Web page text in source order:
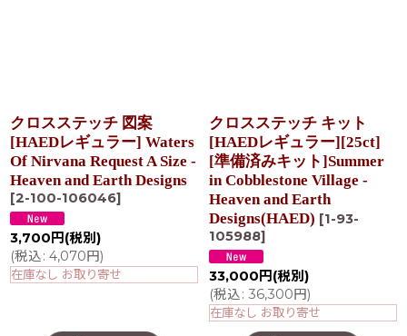
クロスステッチ 図案
[HAEDレギュラー] Waters
Of Nirvana Request A Size -
Heaven and Earth Designs
[2-100-106046]
3,700 円 (税別)
(税込: 4,070円)
在庫なし お取り寄せ
クロスステッチ キット
[HAEDレギュラー][25ct]
[準備済みキット]Summer
in Cobblestone Village -
Heaven and Earth
Designs(HAED) [1-93-
105988]
33,000 円 (税別)
(税込: 36,300円)
在庫なし お取り寄せ